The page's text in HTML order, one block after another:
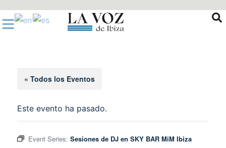
al
contenido
« Todos los Eventos
Este evento ha pasado.
Event Series: Sesiones de DJ en SKY BAR MiM Ibiza